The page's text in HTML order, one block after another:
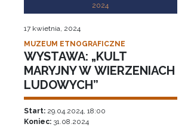
2024
17 kwietnia, 2024
MUZEUM ETNOGRAFICZNE
WYSTAWA: „KULT
MARYJNY W WIERZENIACH
LUDOWYCH”
Start: 29.04.2024, 18:00
Koniec: 31.08.2024